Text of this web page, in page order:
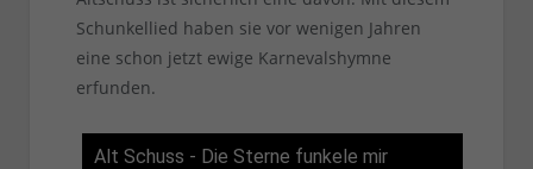
Schunkellied haben sie vor wenigen Jahren
eine schon jetzt ewige Karnevalshymne
erfunden.
Alt Schuss - Die Sterne funkele mir